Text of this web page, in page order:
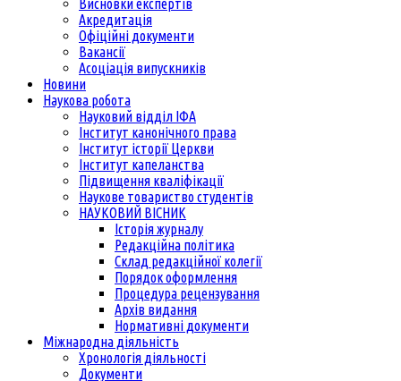
Висновки експертів
Акредитація
Офіційні документи
Вакансії
Асоціація випускників
Новини
Наукова робота
Науковий відділ ІФА
Інститут канонічного права
Інститут історії Церкви
Інститут капеланства
Підвищення кваліфікації
Наукове товариство студентів
НАУКОВИЙ ВІСНИК
Історія журналу
Редакційна політика
Склад редакційної колегії
Порядок оформлення
Процедура рецензування
Архів видання
Нормативні документи
Міжнародна діяльність
Хронологія діяльності
Документи